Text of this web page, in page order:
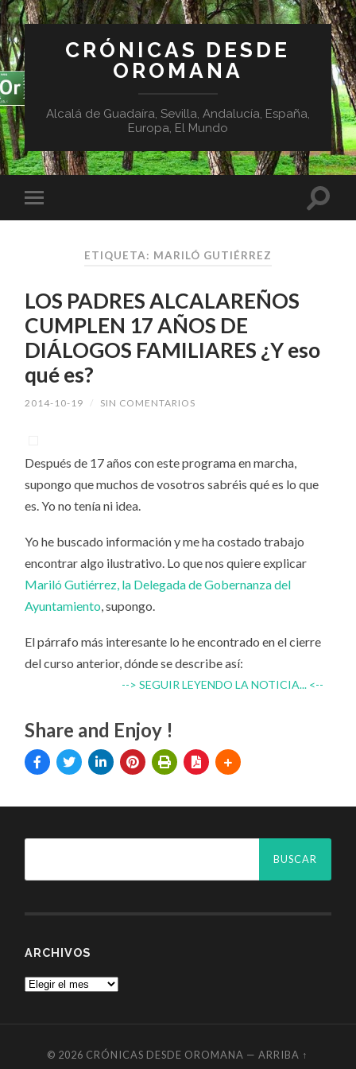
CRÓNICAS DESDE
OROMANA
Alcalá de Guadaíra, Sevilla, Andalucía, España,
Europa, El Mundo
ETIQUETA: MARILÓ GUTIÉRREZ
LOS PADRES ALCALAREÑOS
CUMPLEN 17 AÑOS DE
DIÁLOGOS FAMILIARES ¿Y eso
qué es?
2014-10-19 / SIN COMENTARIOS
Después de 17 años con este programa en marcha,
supongo que muchos de vosotros sabréis qué es lo que
es. Yo no tenía ni idea.
Yo he buscado información y me ha costado trabajo
encontrar algo ilustrativo. Lo que nos quiere explicar
Mariló Gutiérrez, la Delegada de Gobernanza del
Ayuntamiento, supongo.
El párrafo más interesante lo he encontrado en el cierre
del curso anterior, dónde se describe así:
--> SEGUIR LEYENDO LA NOTICIA... <--
Share and Enjoy !
ARCHIVOS
© 2026 CRÓNICAS DESDE OROMANA —ARRIBA ↑